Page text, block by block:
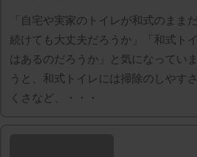
「自宅や実家のトイレが和式のまま
続けても大丈夫だろうか」「和式ト
はあるのだろうか」と気になってい
うと、和式トイレには掃除のしやす
くさなど、・・・